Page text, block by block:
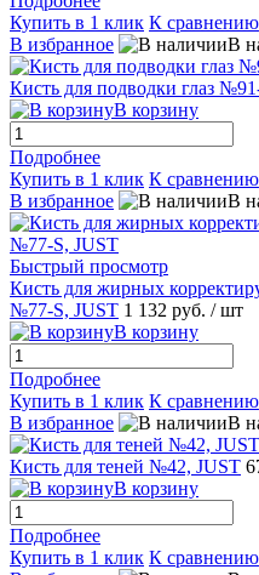
Купить в 1 клик К сравнению
В избранное
В
Кисть для подводки глаз
В корзину
Подробнее
Купить в 1 клик К сравнению
В избранное
В
Быстрый просмотр
Кисть для жирных
№77-S, JUST 1 132 руб. / шт
В корзину
Подробнее
Купить в 1 клик К сравнению
В избранное
В
Кисть для теней №42, JUST
В корзину
Подробнее
Купить в 1 клик К сравнению